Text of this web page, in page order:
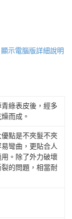
顯示電腦版詳細說明
綠表皮後，經多
而成。
點是不夾髮不夾
彎曲，更貼合人
。除了外力破壞
的問題，相當耐